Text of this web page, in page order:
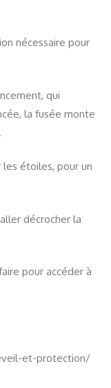
nécessaire pour
qui
la fusée monte
les étoiles, pour un
décrocher la
pour accéder à
et-protection/